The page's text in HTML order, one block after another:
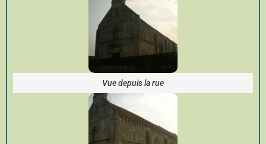
Vue depuis la rue